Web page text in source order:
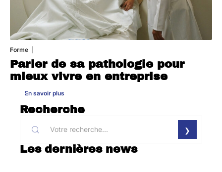
Forme
Parler de sa pathologie pour
mieux vivre en entreprise
En savoir plus
Recherche
Les dernières news